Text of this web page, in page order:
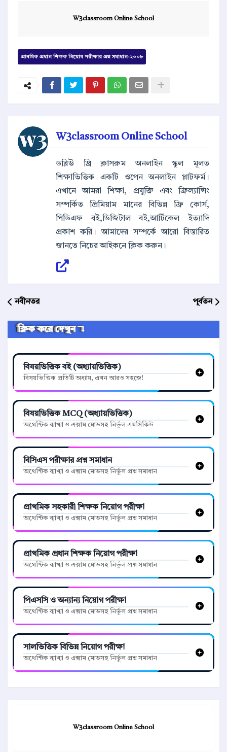
W3classroom Online School
প্রাথমিক প্রধান শিক্ষক নিয়োগ পরীক্ষার প্রশ্ন সমাধান-২০০৮
W3classroom Online School
ডব্লিউ থ্রি ক্লাসরুম অনলাইন স্কুল মূলত
শিক্ষাভিত্তিক একটি ওপেন অনলাইন প্লাটফর্ম।
এখানে আমরা শিক্ষা, প্রযুক্তি এবং ফ্রিল্যান্সিং
সম্পর্কিত প্রিমিয়াম মানের বিভিন্ন ফ্রি কোর্স,
পিডিএফ বই,ডিজিটাল বই,আর্টিকেল ইত্যাদি
প্রকাশ করি। আমাদের সম্পর্কে আরো বিস্তারিত
জানতে নিচের আইকনে ক্লিক করুন।
নবীনতর পূর্বতন
ক্লিক করে দেখুন ↴
বিষয়ভিত্তিক বই (অধ্যায়ভিত্তিক)
বিষয়ভিত্তিক প্রতিটি অধ্যায়, এখন আরও সহজে!
বিষয়ভিত্তিক MCQ (অধ্যায়ভিত্তিক)
অথেন্টিক ব্যাখ্যা ও এক্সাম মোডসহ নির্ভুল এমসিকিউ
বিসিএস পরীক্ষার প্রশ্ন সমাধান
অথেন্টিক ব্যাখ্যা ও এক্সাম মোডসহ নির্ভুল প্রশ্ন সমাধান
প্রাথমিক সহকারী শিক্ষক নিয়োগ পরীক্ষা
অথেন্টিক ব্যাখ্যা ও এক্সাম মোডসহ নির্ভুল প্রশ্ন সমাধান
প্রাথমিক প্রধান শিক্ষক নিয়োগ পরীক্ষা
অথেন্টিক ব্যাখ্যা ও এক্সাম মোডসহ নির্ভুল প্রশ্ন সমাধান
পিএসসি ও অন্যান্য নিয়োগ পরীক্ষা
অথেন্টিক ব্যাখ্যা ও এক্সাম মোডসহ নির্ভুল প্রশ্ন সমাধান
সালভিত্তিক বিভিন্ন নিয়োগ পরীক্ষা
অথেন্টিক ব্যাখ্যা ও এক্সাম মোডসহ নির্ভুল প্রশ্ন সমাধান
W3classroom Online School